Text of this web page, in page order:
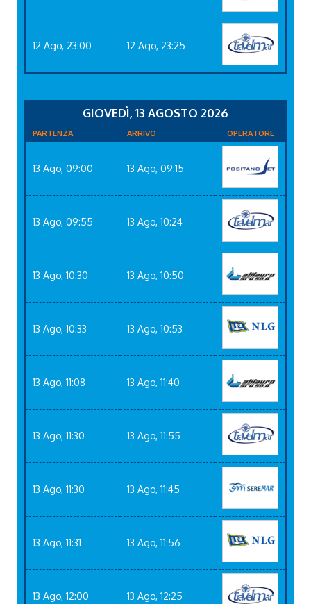
12 Ago, 23:00 12 Ago, 23:25
GIOVEDÌ, 13 AGOSTO 2026
PARTENZA ARRIVO OPERATORE
13 Ago, 09:00 13 Ago, 09:15
13 Ago, 09:55 13 Ago, 10:24
13 Ago, 10:30 13 Ago, 10:50
13 Ago, 10:33 13 Ago, 10:53
13 Ago, 11:08 13 Ago, 11:40
13 Ago, 11:30 13 Ago, 11:55
13 Ago, 11:30 13 Ago, 11:45
13 Ago, 11:31 13 Ago, 11:56
13 Ago, 12:00 13 Ago, 12:25